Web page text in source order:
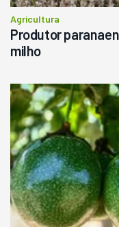
Agricultura
Produtor
milho